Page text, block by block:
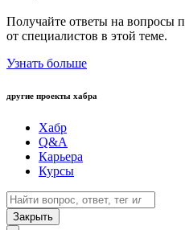
Получайте ответы на вопросы
от специалистов в этой теме.
Узнать больше
другие проекты хабра
Хабр
Q&A
Карьера
Курсы
Закрыть